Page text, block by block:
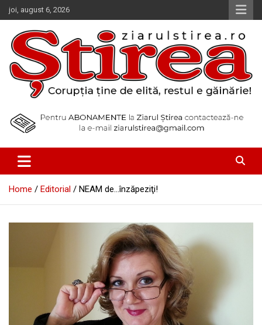
Skip
to
content
joi, august 6, 2026
Ziarul Știrea
Home Editorial NEAM de…înzăpeziţi!